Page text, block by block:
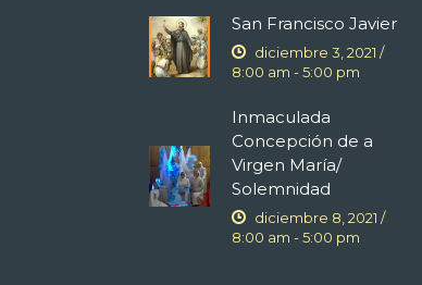
San Francisco Javier
diciembre 3, 2021 /
8:00 am -5:00 pm
Inmaculada
Concepción de a
Virgen María/
Solemnidad
diciembre 8, 2021 /
8:00 am -5:00 pm